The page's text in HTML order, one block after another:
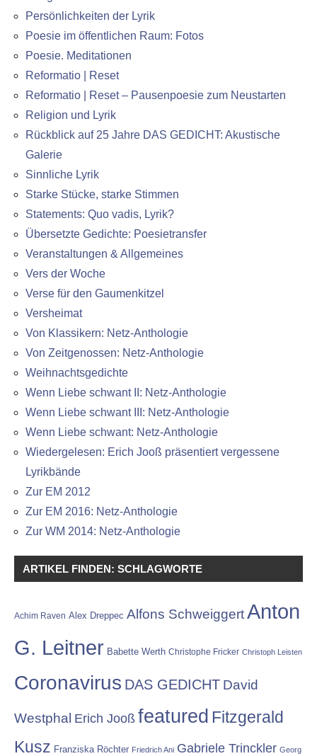
Persönlichkeiten der Lyrik
Poesie im öffentlichen Raum: Fotos
Poesie. Meditationen
Reformatio | Reset
Reformatio | Reset – Pausenpoesie zum Neustarten
Religion und Lyrik
Rückblick auf 25 Jahre DAS GEDICHT: Akustische
Galerie
Sinnliche Lyrik
Starke Stücke, starke Stimmen
Statements: Quo vadis, Lyrik?
Übersetzte Gedichte: Poesietransfer
Veranstaltungen & Allgemeines
Vers der Woche
Verse für den Gaumenkitzel
Versheimat
Von Klassikern: Netz-Anthologie
Von Zeitgenossen: Netz-Anthologie
Weihnachtsgedichte
Wenn Liebe schwant II: Netz-Anthologie
Wenn Liebe schwant III: Netz-Anthologie
Wenn Liebe schwant: Netz-Anthologie
Wiedergelesen: Erich Jooß präsentiert vergessene
Lyrikbände
Zur EM 2012
Zur EM 2016: Netz-Anthologie
Zur WM 2014: Netz-Anthologie
ARTIKEL FINDEN: SCHLAGWORTE
Achim Raven Alex Dreppec Alfons SchweiggertAnton
G. Leitner Babette Werth Christophe Fricker Christoph Leisten
Coronavirus DAS GEDICHT David
Westphal Erich Jooß featured Fitzgerald
Kusz Franziska Röchter Friedrich Ani Gabriele Trinckler Georg